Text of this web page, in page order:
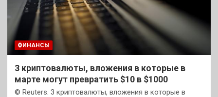
ФИНАНСЫ
3 криптовалюты, вложения в которые в
марте могут превратить $10 в $1000
© Reuters. 3 криптовалюты, вложения в которые в